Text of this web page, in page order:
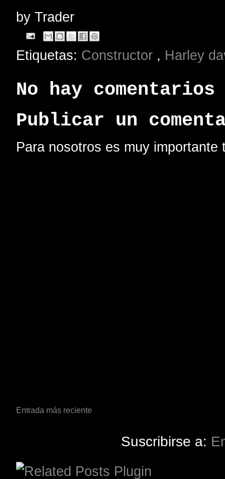
by Trader
Etiquetas: Constructor , Harley
No hay
Publicar un
Para nosotros es muy
Entrada más reciente
Suscribirse a: